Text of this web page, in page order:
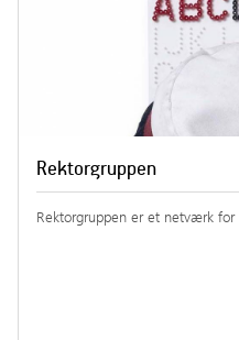
Rektorgruppen
Rektorgruppen er et netværk